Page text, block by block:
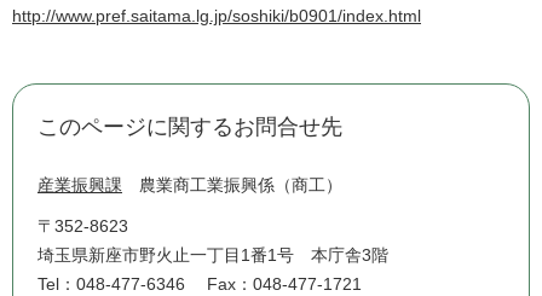
http://www.pref.saitama.lg.jp/soshiki/b0901/index.html
このページに関するお問合せ先
産業振興課 農業商工業振興係（商工）
〒352-8623
埼玉県新座市野火止一丁目1番1号 本庁舎3階
Tel：048-477-6346
Fax：048-477-1721